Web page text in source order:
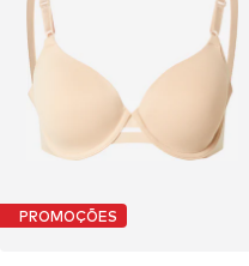
PROMOÇÕES